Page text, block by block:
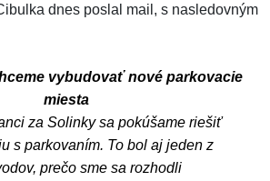
dnes poslal mail, s nasledovným
vybudovať nové parkovacie
miesta
za Solinky sa pokúšame riešiť
s parkovaním. To bol aj jeden z
prečo sme sa rozhodli